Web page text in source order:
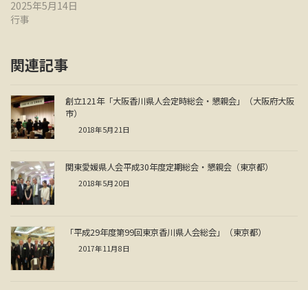
2025年5月14日
行事
関連記事
創立121年「大阪香川県人会定時総会・懇親会」（大阪府大阪
市）
2018年5月21日
関東愛媛県人会平成30年度定期総会・懇親会（東京都）
2018年5月20日
「平成29年度第99回東京香川県人会総会」（東京都）
2017年11月8日